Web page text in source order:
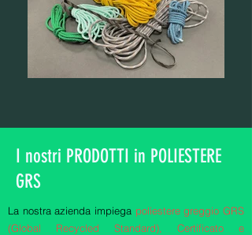
I nostri PRODOTTI in POLIESTERE
GRS
La nostra azienda impiega poliestere greggio GRS
(Global Recycled Standard), Certificato e